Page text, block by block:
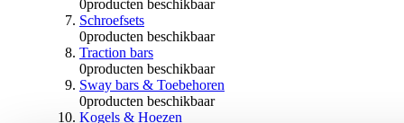
0producten beschikbaar
Schroefsets
0producten beschikbaar
Traction bars
0producten beschikbaar
Sway bars & Toebehoren
0producten beschikbaar
Kogels & Hoezen